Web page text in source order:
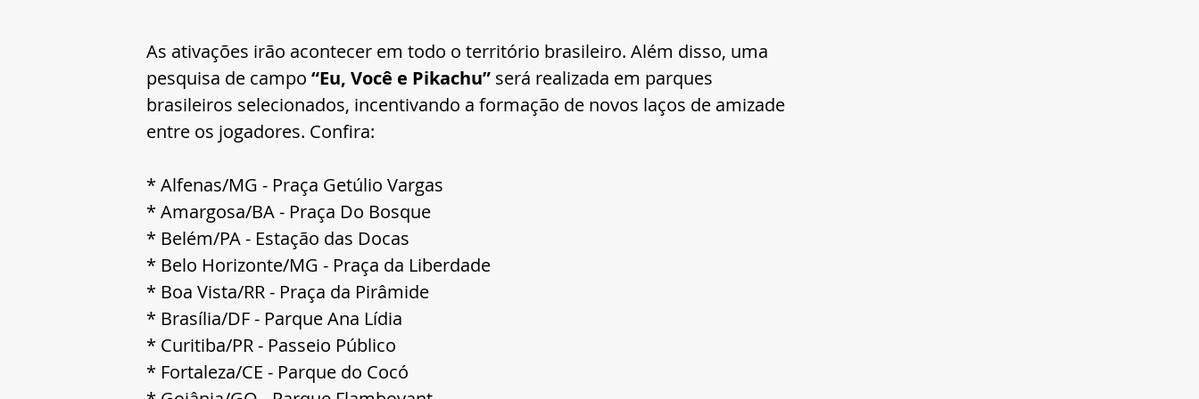
As ativações irão acontecer em todo o território brasileiro. Além disso, uma
pesquisa de campo “Eu, Você e Pikachu” será realizada em parques
brasileiros selecionados, incentivando a formação de novos laços de amizade
entre os jogadores. Confira:
* Alfenas/MG - Praça Getúlio Vargas
* Amargosa/BA - Praça Do Bosque
* Belém/PA - Estação das Docas
* Belo Horizonte/MG - Praça da Liberdade
* Boa Vista/RR - Praça da Pirâmide
* Brasília/DF - Parque Ana Lídia
* Curitiba/PR - Passeio Público
* Fortaleza/CE - Parque do Cocó